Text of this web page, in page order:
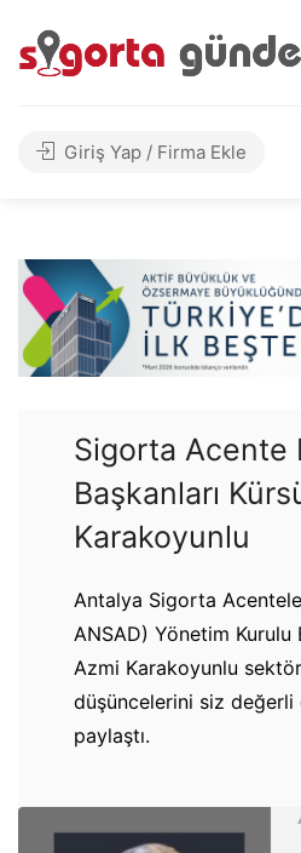
Giriş Yap / Firma Ekle
Sigorta Acente
Başkanları
Karakoyunlu
Antalya Sigorta
ANSAD) Yönetim Kurulu
Azmi Karakoyunlu
düşüncelerini siz değerli
paylaştı.